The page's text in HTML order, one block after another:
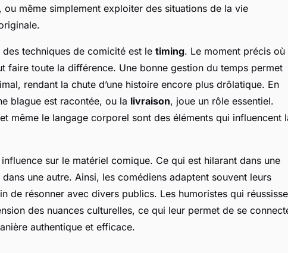
ou même simplement exploiter des situations de la vie
techniques de comicité est le timing. Le moment précis où
faire toute la différence. Une bonne gestion du temps permet
rendant la chute d’une histoire encore plus drôlatique. En
blague est racontée, ou la livraison, joue un rôle essentiel.
même le langage corporel sont des éléments qui influencent
sur le matériel comique. Ce qui est hilarant dans une
dans une autre. Ainsi, les comédiens adaptent souvent leurs
de résonner avec divers publics. Les humoristes qui
des nuances culturelles, ce qui leur permet de se
authentique et efficace.